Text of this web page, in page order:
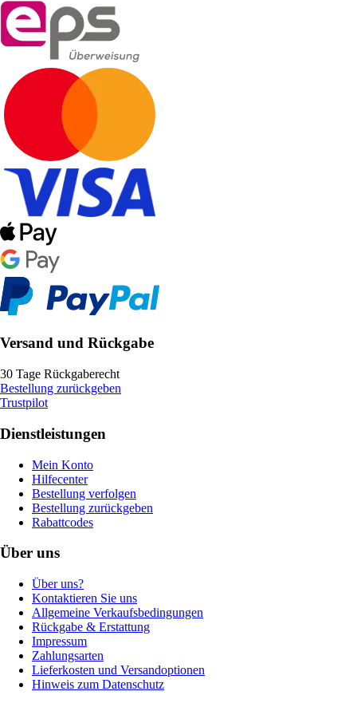
Versand und Rückgabe
30 Tage Rückgaberecht
Bestellung zurückgeben
Trustpilot
Dienstleistungen
Mein Konto
Hilfecenter
Bestellung verfolgen
Bestellung zurückgeben
Rabattcodes
Über uns
Über uns?
Kontaktieren Sie uns
Allgemeine Verkaufsbedingungen
Rückgabe & Erstattung
Impressum
Zahlungsarten
Lieferkosten und Versandoptionen
Hinweis zum Datenschutz